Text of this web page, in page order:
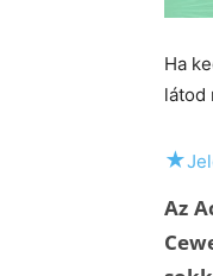
Ha
látod
★
Az